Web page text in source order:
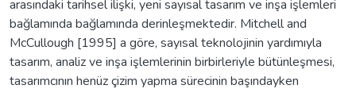
arasındaki tarihsel ilişki, yeni sayısal tasarım ve inşa işlemleri
bağlamında bağlamında derinleşmektedir. Mitchell and
McCullough [1995] a göre, sayısal teknolojinin yardımıyla
tasarım, analiz ve inşa işlemlerinin birbirleriyle bütünleşmesi,
tasarımcının henüz çizim yapma sürecinin başındayken